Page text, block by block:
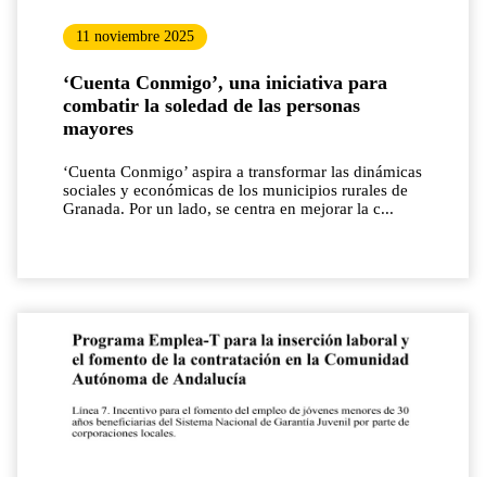
11 noviembre 2025
‘Cuenta Conmigo’, una iniciativa para
combatir la soledad de las personas
mayores
‘Cuenta Conmigo’ aspira a transformar las dinámicas
sociales y económicas de los municipios rurales de
Granada. Por un lado, se centra en mejorar la c...